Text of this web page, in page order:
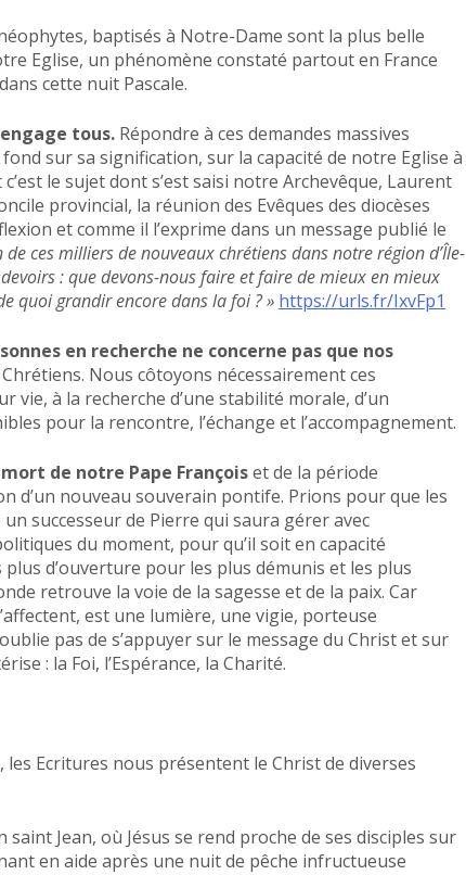
baptisés à Notre-Dame sont la plus belle
Eglise, un phénomène constaté partout en France
cette nuit Pascale.
tous. Répondre à ces demandes massives
sur sa signification, sur la capacité de notre Eglise à
le sujet dont s’est saisi notre Archevêque, Laurent
provincial, la réunion des Evêques des diocèses
et comme il l’exprime dans un message publié le
ces milliers de nouveaux chrétiens dans notre région d’Île-
: que devons-nous faire et faire de mieux en mieux
quoi grandir encore dans la foi ? » https://urls.fr/IxvFp1
en recherche ne concerne pas que nos
Nous côtoyons nécessairement ces
vie, à la recherche d’une stabilité morale, d’un
pour la rencontre, l’échange et l’accompagnement.
de notre Pape Françoiset de la période
d’un nouveau souverain pontife. Prions pour que les
successeur de Pierre qui saura gérer avec
du moment, pour qu’il soit en capacité
d’ouverture pour les plus démunis et les plus
retrouve la voie de la sagesse et de la paix. Car
est une lumière, une vigie, porteuse
pas de s’appuyer sur le message du Christ et sur
: la Foi, l’Espérance, la Charité.
les Ecritures nous présentent le Christ de diverses
Jean, où Jésus se rend proche de ses disciples sur
en aide après une nuit de pêche infructueuse